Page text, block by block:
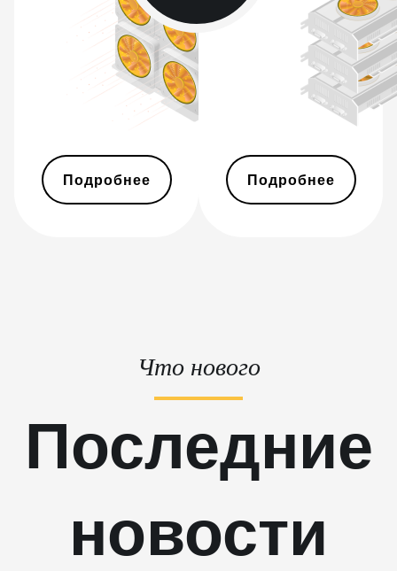
BITMAIN AntMiner S9i
BITMAIN AntMiner S9j
BITMAIN AntMiner S9k
BITMAIN AntMiner T15
BITMAIN AntMiner T17
BITMAIN AntMiner T17+
BITMAIN AntMiner Z15e
(152Th)
Подробнее Подробнее
Что нового
Последние
новости